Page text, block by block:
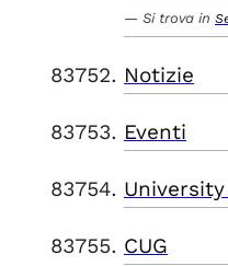
Si trova in
Notizie
Eventi
CUG